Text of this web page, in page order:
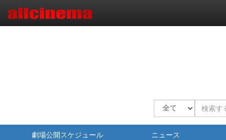
劇場公開スケジュール ニュース